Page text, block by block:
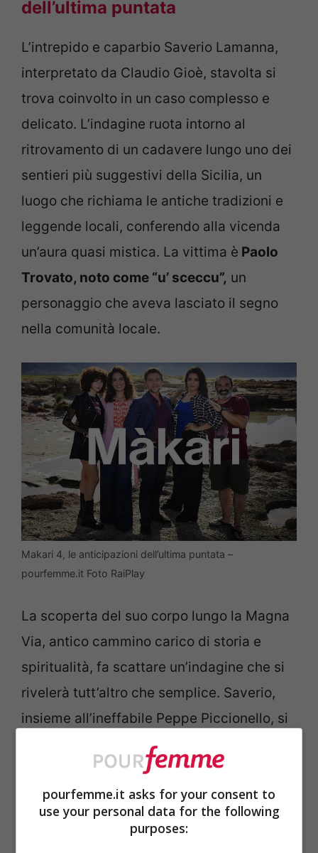
dell’ultima puntata
L’intrepido e caparbio Saverio Lamanna,
interpretato da Claudio Gioè, stavolta si
trova coinvolto in un caso complesso e
delicato. L’indagine ruota intorno al
ritrovamento di un cadavere lungo uno dei
sentieri più suggestivi della Sicilia, un
luogo che richiama le antiche tradizioni e
leggende locali, conferendo alla vicenda
un’aura quasi mistica. La vittima è Paolo
Trovato, noto come “u’ sceccu”, un
personaggio che aveva lasciato il segno
nella comunità locale.
Makari 4, le anticipazioni dell’ultima puntata –
pourfemme.it Foto RaiPlay
La scoperta del suo corpo lungo la Magna
Via, antico cammino carico di storia e
spiritualità, fa scattare un’indagine che si
rivelerà tutt’altro che semplice. Saverio,
insieme all’ineffabile Peppe Piccionello, si
immerge in un mondo di segreti, rivalità e
vecchie ferite che riaffiorano con
prepotenza. In concomitanza con questo
caso, la vita privata di Saverio si complica
pourfemme.it asks for your consent to
use your personal data for the following
purposes: